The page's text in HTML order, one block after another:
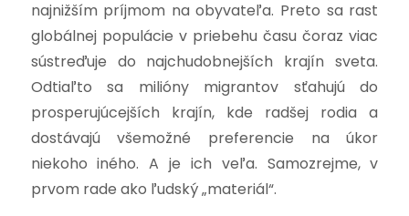
najnižším príjmom na obyvateľa. Preto sa rast
globálnej populácie v priebehu času čoraz viac
sústreďuje do najchudobnejších krajín sveta.
Odtiaľto sa milióny migrantov sťahujú do
prosperujúcejších krajín, kde radšej rodia a
dostávajú všemožné preferencie na úkor
niekoho iného. A je ich veľa. Samozrejme, v
prvom rade ako ľudský „materiál“.